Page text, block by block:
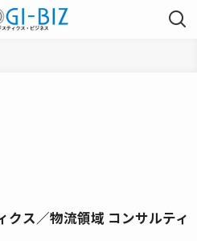
クス／物流領域 コンサルティ